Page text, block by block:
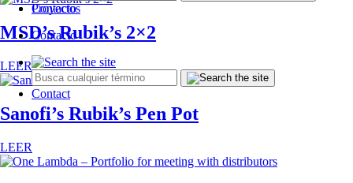
Contacto
Proyectos
Contacto
Contact
MSD’s Rubik’s 2×2
LEER
Sanofi’s Rubik’s Pen Pot
LEER